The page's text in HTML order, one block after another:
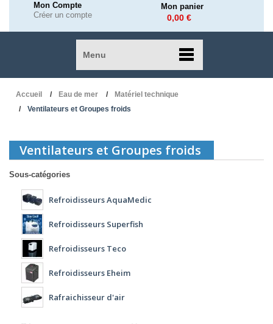
Mon Compte
Créer un compte
Mon panier
0,00 €
Menu
Accueil Eau de mer
Matériel technique
Ventilateurs et Groupes froids
Ventilateurs et Groupes froids
Sous-catégories
Refroidisseurs AquaMedic
Refroidisseurs Superfish
Refroidisseurs Teco
Refroidisseurs Eheim
Rafraichisseur d'air